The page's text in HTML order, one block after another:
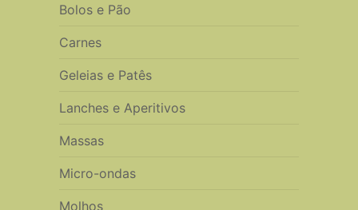
Bolos e Pão
Carnes
Geleias e Patês
Lanches e Aperitivos
Massas
Micro-ondas
Molhos